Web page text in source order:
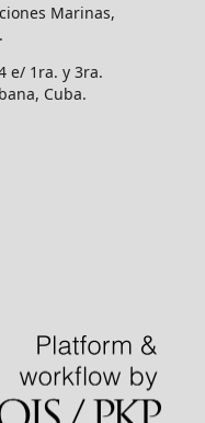
Marinas,
e/ 1ra. y 3ra.
Cuba.